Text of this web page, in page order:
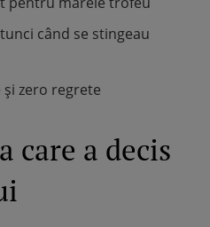
când se stingeau
zero regrete
care a decis